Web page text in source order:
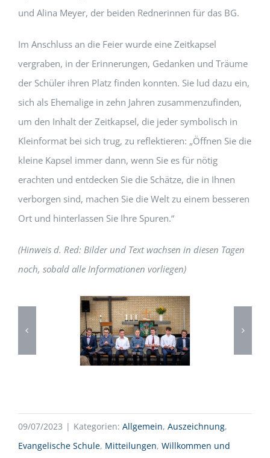
und Alina Meyer, der beiden Rednerinnen für das BG.
Im Anschluss an die Feier wurde eine Zeitkapsel
vergraben, in der Erinnerungen, Gedanken und Träume
der Schüler ihren Platz finden konnten. Sie lud dazu ein,
sich als Ehemalige in zehn Jahren zusammenzufinden,
um den Inhalt der Zeitkapsel, die jeder symbolisch in
Kleinformat bei sich trug, zu reflektieren: „Öffnen Sie die
kleine Kapsel immer dann, wenn Sie es für nötig
erachten und entdecken Sie die Schätze, die in Ihnen
verborgen sind, machen Sie die Welt zu einem besseren
Ort und hinterlassen Sie Ihre Spuren.“
(Hinweis d. Red: Bilder und Text wachsen in diesen Tagen
noch, sobald alle Informationen vorliegen)
09/07/2023 | Kategorien: Allgemein, Auszeichnung,
Evangelische Schule, Mitteilungen, Willkommen und